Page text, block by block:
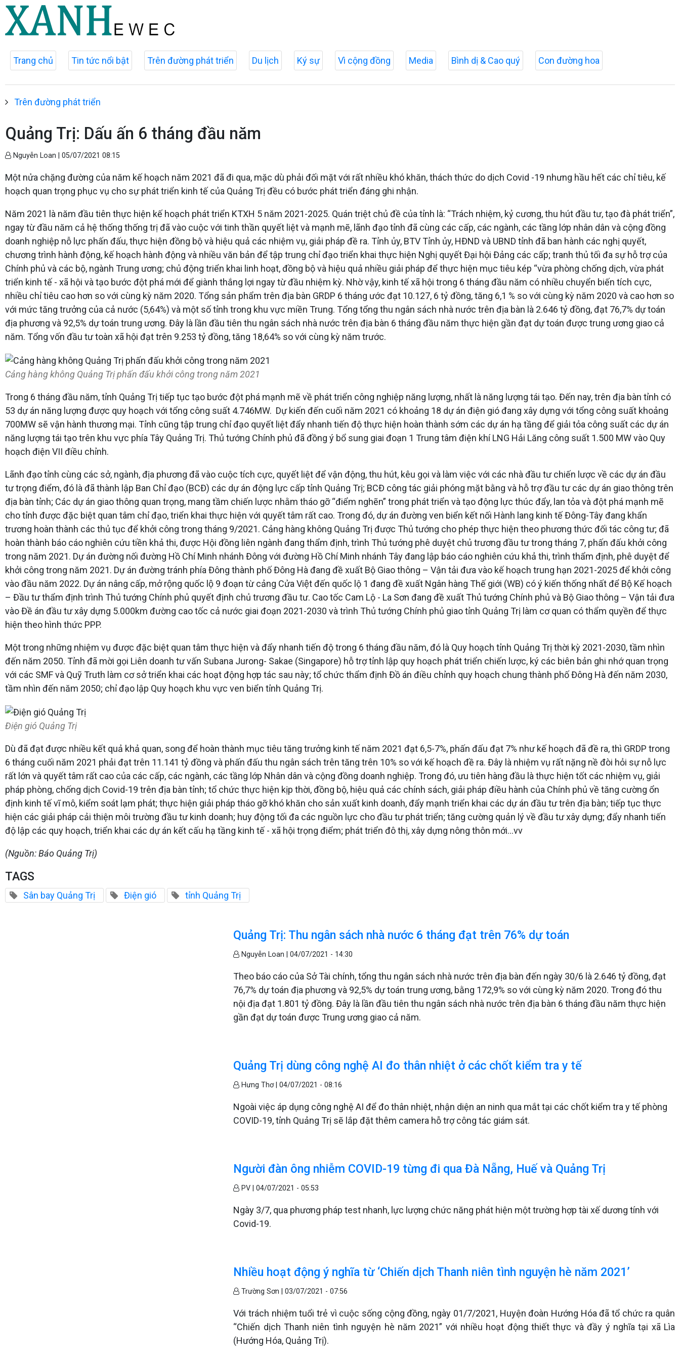
Trang chủ Tin tức nổi bật Trên đường phát triển Du lịch Ký sự Vì cộng đồng Media Bình dị & Cao quý Con đường hoa
Trên đường phát triển
Quảng Trị: Dấu ấn 6 tháng đầu năm
Nguyễn Loan | 05/07/2021 08:15
Một nửa chặng đường của năm kế hoạch năm 2021 đã đi qua, mặc dù phải đối mặt với rất nhiều khó khăn, thách thức do dịch Covid -19 nhưng hầu hết các chỉ tiêu, kế
hoạch quan trọng phục vụ cho sự phát triển kinh tế của Quảng Trị đều có bước phát triển đáng ghi nhận.
Năm 2021 là năm đầu tiên thực hiện kế hoạch phát triển KTXH 5 năm 2021-2025. Quán triệt chủ đề của tỉnh là: “Trách nhiệm, kỷ cương, thu hút đầu tư, tạo đà phát triển”,
ngay từ đầu năm cả hệ thống thống trị đã vào cuộc với tinh thần quyết liệt và mạnh mẽ, lãnh đạo tỉnh đã cùng các cấp, các ngành, các tầng lớp nhân dân và cộng đồng
doanh nghiệp nỗ lực phấn đấu, thực hiện đồng bộ và hiệu quả các nhiệm vụ, giải pháp đề ra. Tỉnh ủy, BTV Tỉnh ủy, HĐND và UBND tỉnh đã ban hành các nghị quyết,
chương trình hành động, kế hoạch hành động và nhiều văn bản để tập trung chỉ đạo triển khai thực hiện Nghị quyết Đại hội Đảng các cấp; tranh thủ tối đa sự hỗ trợ của
Chính phủ và các bộ, ngành Trung ương; chủ động triển khai linh hoạt, đồng bộ và hiệu quả nhiều giải pháp để thực hiện mục tiêu kép “vừa phòng chống dịch, vừa phát
triển kinh tế - xã hội và tạo bước đột phá mới để giành thắng lợi ngay từ đầu nhiệm kỳ. Nhờ vậy, kinh tế xã hội trong 6 tháng đầu năm có nhiều chuyển biến tích cực,
nhiều chỉ tiêu cao hơn so với cùng kỳ năm 2020. Tổng sản phẩm trên địa bàn GRDP 6 tháng ước đạt 10.127, 6 tỷ đồng, tăng 6,1 % so với cùng kỳ năm 2020 và cao hơn so
với mức tăng trưởng của cả nước (5,64%) và một số tỉnh trong khu vực miền Trung. Tổng tổng thu ngân sách nhà nước trên địa bàn là 2.646 tỷ đồng, đạt 76,7% dự toán
địa phương và 92,5% dự toán trung ương. Đây là lần đầu tiên thu ngân sách nhà nước trên địa bàn 6 tháng đầu năm thực hiện gần đạt dự toán được trung ương giao cả
năm. Tổng vốn đầu tư toàn xã hội đạt trên 9.253 tỷ đồng, tăng 18,64% so với cùng kỳ năm trước.
Cảng hàng không Quảng Trị phấn đấu khởi công trong năm 2021
Trong 6 tháng đầu năm, tỉnh Quảng Trị tiếp tục tạo bước đột phá mạnh mẽ về phát triển công nghiệp năng lượng, nhất là năng lượng tái tạo. Đến nay, trên địa bàn tỉnh có
53 dự án năng lượng được quy hoạch với tổng công suất 4.746MW. Dự kiến đến cuối năm 2021 có khoảng 18 dự án điện gió đang xây dựng với tổng công suất khoảng
700MW sẽ vận hành thương mại. Tỉnh cũng tập trung chỉ đạo quyết liệt đẩy nhanh tiến độ thực hiện hoàn thành sớm các dự án hạ tầng để giải tỏa công suất các dự án
năng lượng tái tạo trên khu vực phía Tây Quảng Trị. Thủ tướng Chính phủ đã đồng ý bổ sung giai đoạn 1 Trung tâm điện khí LNG Hải Lăng công suất 1.500 MW vào Quy
hoạch điện VII điều chỉnh.
Lãnh đạo tỉnh cùng các sở, ngành, địa phương đã vào cuộc tích cực, quyết liệt để vận động, thu hút, kêu gọi và làm việc với các nhà đầu tư chiến lược về các dự án đầu
tư trọng điểm, đó là đã thành lập Ban Chỉ đạo (BCĐ) các dự án động lực cấp tỉnh Quảng Trị; BCĐ công tác giải phóng mặt bằng và hỗ trợ đầu tư các dự án giao thông trên
địa bàn tỉnh; Các dự án giao thông quan trọng, mang tầm chiến lược nhằm tháo gỡ “điểm nghẽn” trong phát triển và tạo động lực thúc đẩy, lan tỏa và đột phá mạnh mẽ
cho tỉnh được đặc biệt quan tâm chỉ đạo, triển khai thực hiện với quyết tâm rất cao. Trong đó, dự án đường ven biển kết nối Hành lang kinh tế Đông-Tây đang khẩn
trương hoàn thành các thủ tục để khởi công trong tháng 9/2021. Cảng hàng không Quảng Trị được Thủ tướng cho phép thực hiện theo phương thức đối tác công tư; đã
hoàn thành báo cáo nghiên cứu tiền khả thi, được Hội đồng liên ngành đang thẩm định, trình Thủ tướng phê duyệt chủ trương đầu tư trong tháng 7, phấn đấu khởi công
trong năm 2021. Dự án đường nối đường Hồ Chí Minh nhánh Đông với đường Hồ Chí Minh nhánh Tây đang lập báo cáo nghiên cứu khả thi, trình thẩm định, phê duyệt để
khởi công trong năm 2021. Dự án đường tránh phía Đông thành phố Đông Hà đang đề xuất Bộ Giao thông – Vận tải đưa vào kế hoạch trung hạn 2021-2025 để khởi công
vào đầu năm 2022. Dự án nâng cấp, mở rộng quốc lộ 9 đoạn từ cảng Cửa Việt đến quốc lộ 1 đang đề xuất Ngân hàng Thế giới (WB) có ý kiến thống nhất để Bộ Kế hoạch
– Đầu tư thẩm định trình Thủ tướng Chính phủ quyết định chủ trương đầu tư. Cao tốc Cam Lộ - La Sơn đang đề xuất Thủ tướng Chính phủ và Bộ Giao thông – Vận tải đưa
vào Đề án đầu tư xây dựng 5.000km đường cao tốc cả nước giai đoạn 2021-2030 và trình Thủ tướng Chính phủ giao tỉnh Quảng Trị làm cơ quan có thẩm quyền để thực
hiện theo hình thức PPP.
Một trong những nhiệm vụ được đặc biệt quan tâm thực hiện và đẩy nhanh tiến độ trong 6 tháng đầu năm, đó là Quy hoạch tỉnh Quảng Trị thời kỳ 2021-2030, tầm nhìn
đến năm 2050. Tỉnh đã mời gọi Liên doanh tư vấn Subana Jurong- Sakae (Singapore) hỗ trợ tỉnh lập quy hoạch phát triển chiến lược, ký các biên bản ghi nhớ quan trọng
với các SMF và Quỹ Truth làm cơ sở triển khai các hoạt động hợp tác sau này; tổ chức thẩm định Đồ án điều chỉnh quy hoạch chung thành phố Đông Hà đến năm 2030,
tầm nhìn đến năm 2050; chỉ đạo lập Quy hoạch khu vực ven biển tỉnh Quảng Trị.
Điện gió Quảng Trị
Dù đã đạt được nhiều kết quả khả quan, song để hoàn thành mục tiêu tăng trưởng kinh tế năm 2021 đạt 6,5-7%, phấn đấu đạt 7% như kế hoạch đã đề ra, thì GRDP trong
6 tháng cuối năm 2021 phải đạt trên 11.141 tỷ đồng và phấn đấu thu ngân sách trên tăng trên 10% so với kế hoạch đề ra. Đây là nhiệm vụ rất nặng nề đòi hỏi sự nỗ lực
rất lớn và quyết tâm rất cao của các cấp, các ngành, các tầng lớp Nhân dân và cộng đồng doanh nghiệp. Trong đó, ưu tiên hàng đầu là thực hiện tốt các nhiệm vụ, giải
pháp phòng, chống dịch Covid-19 trên địa bàn tỉnh; tổ chức thực hiện kịp thời, đồng bộ, hiệu quả các chính sách, giải pháp điều hành của Chính phủ về tăng cường ổn
định kinh tế vĩ mô, kiểm soát lạm phát; thực hiện giải pháp tháo gỡ khó khăn cho sản xuất kinh doanh, đẩy mạnh triển khai các dự án đầu tư trên địa bàn; tiếp tục thực
hiện các giải pháp cải thiện môi trường đầu tư kinh doanh; huy động tối đa các nguồn lực cho đầu tư phát triển; tăng cường quản lý về đầu tư xây dựng; đẩy nhanh tiến
độ lập các quy hoạch, triển khai các dự án kết cấu hạ tầng kinh tế - xã hội trọng điểm; phát triển đô thị, xây dựng nông thôn mới...vv
(Nguồn: Báo Quảng Trị)
TAGS
Sân bay Quảng Trị Điện gió tỉnh Quảng Trị
Quảng Trị: Thu ngân sách nhà nước 6 tháng đạt trên 76% dự toán
Nguyễn Loan |04/07/2021 - 14:30
Theo báo cáo của Sở Tài chính, tổng thu ngân sách nhà nước trên địa bàn đến ngày 30/6 là 2.646 tỷ đồng, đạt
76,7% dự toán địa phương và 92,5% dự toán trung ương, bằng 172,9% so với cùng kỳ năm 2020. Trong đó thu
nội địa đạt 1.801 tỷ đồng. Đây là lần đầu tiên thu ngân sách nhà nước trên địa bàn 6 tháng đầu năm thực hiện
gần đạt dự toán được Trung ương giao cả năm.
Quảng Trị dùng công nghệ AI đo thân nhiệt ở các chốt kiểm tra y tế
Hưng Thơ |04/07/2021 - 08:16
Ngoài việc áp dụng công nghệ AI để đo thân nhiệt, nhận diện an ninh qua mắt tại các chốt kiểm tra y tế phòng
COVID-19, tỉnh Quảng Trị sẽ lắp đặt thêm camera hỗ trợ công tác giám sát.
Người đàn ông nhiễm COVID-19 từng đi qua Đà Nẵng, Huế và Quảng Trị
PV |04/07/2021 - 05:53
Ngày 3/7, qua phương pháp test nhanh, lực lượng chức năng phát hiện một trường hợp tài xế dương tính với
Covid-19.
Nhiều hoạt động ý nghĩa từ ‘Chiến dịch Thanh niên tình nguyện hè năm 2021’
Trường Sơn |03/07/2021 - 07:56
Với trách nhiệm tuổi trẻ vì cuộc sống cộng đồng, ngày 01/7/2021, Huyện đoàn Hướng Hóa đã tổ chức ra quân
“Chiến dịch Thanh niên tình nguyện hè năm 2021” với nhiều hoạt động thiết thực và đầy ý nghĩa tại xã Lìa
(Hướng Hóa, Quảng Trị).